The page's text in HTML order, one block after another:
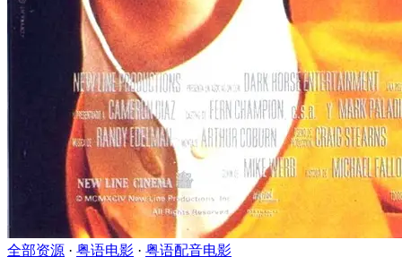
全部资源 · 粤语电影 · 粤语配音电影